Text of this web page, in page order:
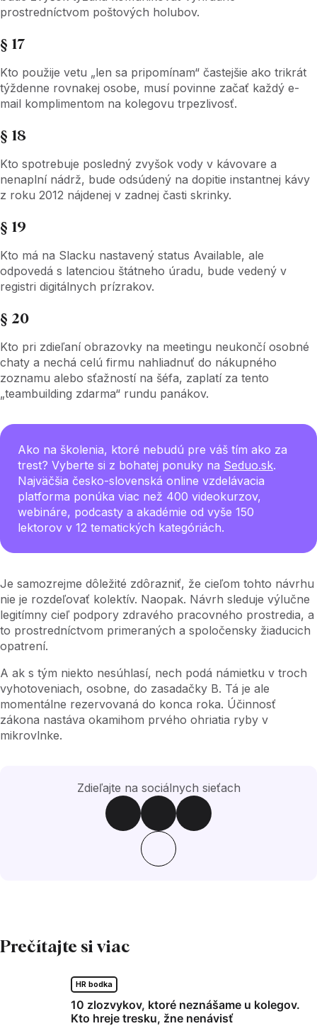
prostredníctvom poštových holubov.
§ 17
Kto použije vetu „len sa pripomínam“ častejšie ako trikrát
týždenne rovnakej osobe, musí povinne začať každý e-
mail komplimentom na kolegovu trpezlivosť.
§ 18
Kto spotrebuje posledný zvyšok vody v kávovare a
nenaplní nádrž, bude odsúdený na dopitie instantnej kávy
z roku 2012 nájdenej v zadnej časti skrinky.
§ 19
Kto má na Slacku nastavený status Available, ale
odpovedá s latenciou štátneho úradu, bude vedený v
registri digitálnych prízrakov.
§ 20
Kto pri zdieľaní obrazovky na meetingu neukončí osobné
chaty a nechá celú firmu nahliadnuť do nákupného
zoznamu alebo sťažností na šéfa, zaplatí za tento
„teambuilding zdarma“ rundu panákov.
Ako na školenia, ktoré nebudú pre váš tím ako za
trest? Vyberte si z bohatej ponuky na Seduo.sk.
Najväčšia česko-slovenská online vzdelávacia
platforma ponúka viac než 400 videokurzov,
webináre, podcasty a akadémie od vyše 150
lektorov v 12 tematických kategóriách.
Je samozrejme dôležité zdôrazniť, že cieľom tohto návrhu
nie je rozdeľovať kolektív. Naopak. Návrh sleduje výlučne
legitímny cieľ podpory zdravého pracovného prostredia, a
to prostredníctvom primeraných a spoločensky žiaducich
opatrení.
A ak s tým niekto nesúhlasí, nech podá námietku v troch
vyhotoveniach, osobne, do zasadačky B. Tá je ale
momentálne rezervovaná do konca roka. Účinnosť
zákona nastáva okamihom prvého ohriatia ryby v
mikrovlnke.
Zdieľajte na sociálnych sieťach
Prečítajte si viac
HR bodka
10 zlozvykov, ktoré neznášame u kolegov.
Kto hreje tresku, žne nenávisť